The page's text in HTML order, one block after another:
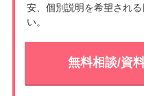
安、個別説明を希望され
い。
無料相談/資